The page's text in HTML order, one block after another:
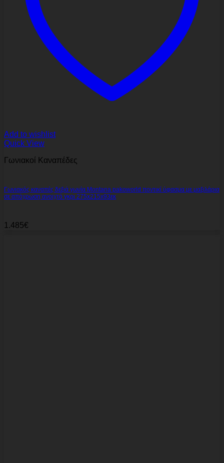
Add to wishlist
Quick View
Γωνιακοί Καναπέδες
Γωνιακός καναπές δεξιά γωνία Montana pakoworld ποντικί ύφασμα με μαξιλάρια
σε απόχρωση ανοιχτό γκρι 275x215x93εκ
1.485€